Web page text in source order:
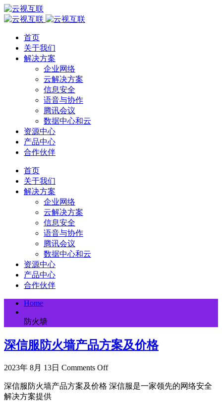
首页
关于我们
解决方案
企业网络
云解决方案
信息安全
语音与协作
腾讯会议
数据中心和云
资源中心
产品中心
合作伙伴
首页
关于我们
解决方案
企业网络
云解决方案
信息安全
语音与协作
腾讯会议
数据中心和云
资源中心
产品中心
合作伙伴
Home
防火墙
深信服防火墙产品方案及价格
2023年 8月 13日 Comments Off
深信服防火墙产品方案及价格 深信服是一家领先的网络安全
解决方案提供